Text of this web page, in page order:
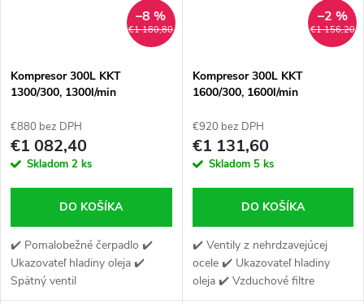
€1 180,80
–8 %
Kompresor 300L KKT
1300/300, 1300l/min
€880 bez DPH
€1 082,40
Skladom 2 ks
DO KOŠÍKA
✔️ Pomalobežné čerpadlo ✔️
Ukazovateľ hladiny oleja ✔️
Spätný ventil
€1 156,20
–2 %
Kompresor 300L KKT
1600/300, 1600l/min
€920 bez DPH
€1 131,60
Skladom 5 ks
DO KOŠÍKA
✔️ Ventily z nehrdzavejúcej
ocele ✔️ Ukazovateľ hladiny
oleja ✔️ Vzduchové filtre